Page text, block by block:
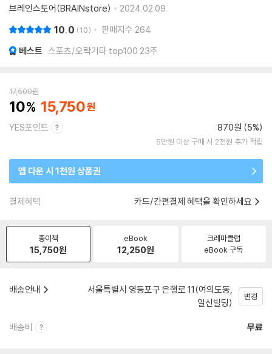
브레인스토어(BRAINstore)
2024.02.09.
10.0 10 판매지수 264
베스트 스포츠/오락기타 top100 23주
17,500원
10 15,750
YES포인트 870원 (5%)
5만원 이상 구매 시 2천원 추가 적립
앱 다운 시 1천원 상품권
결제혜택 카드/간편결제 혜택을 확인하세요
종이책
15,750원
eBook
12,250원
크레마클럽
eBook 구독
배송안내
서울특별시 영등포구 은행로 11(여의도동,
일신빌딩)
변경
배송비 무료